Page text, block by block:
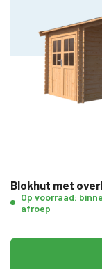
Blokhut met
Op voorraad:
afroep